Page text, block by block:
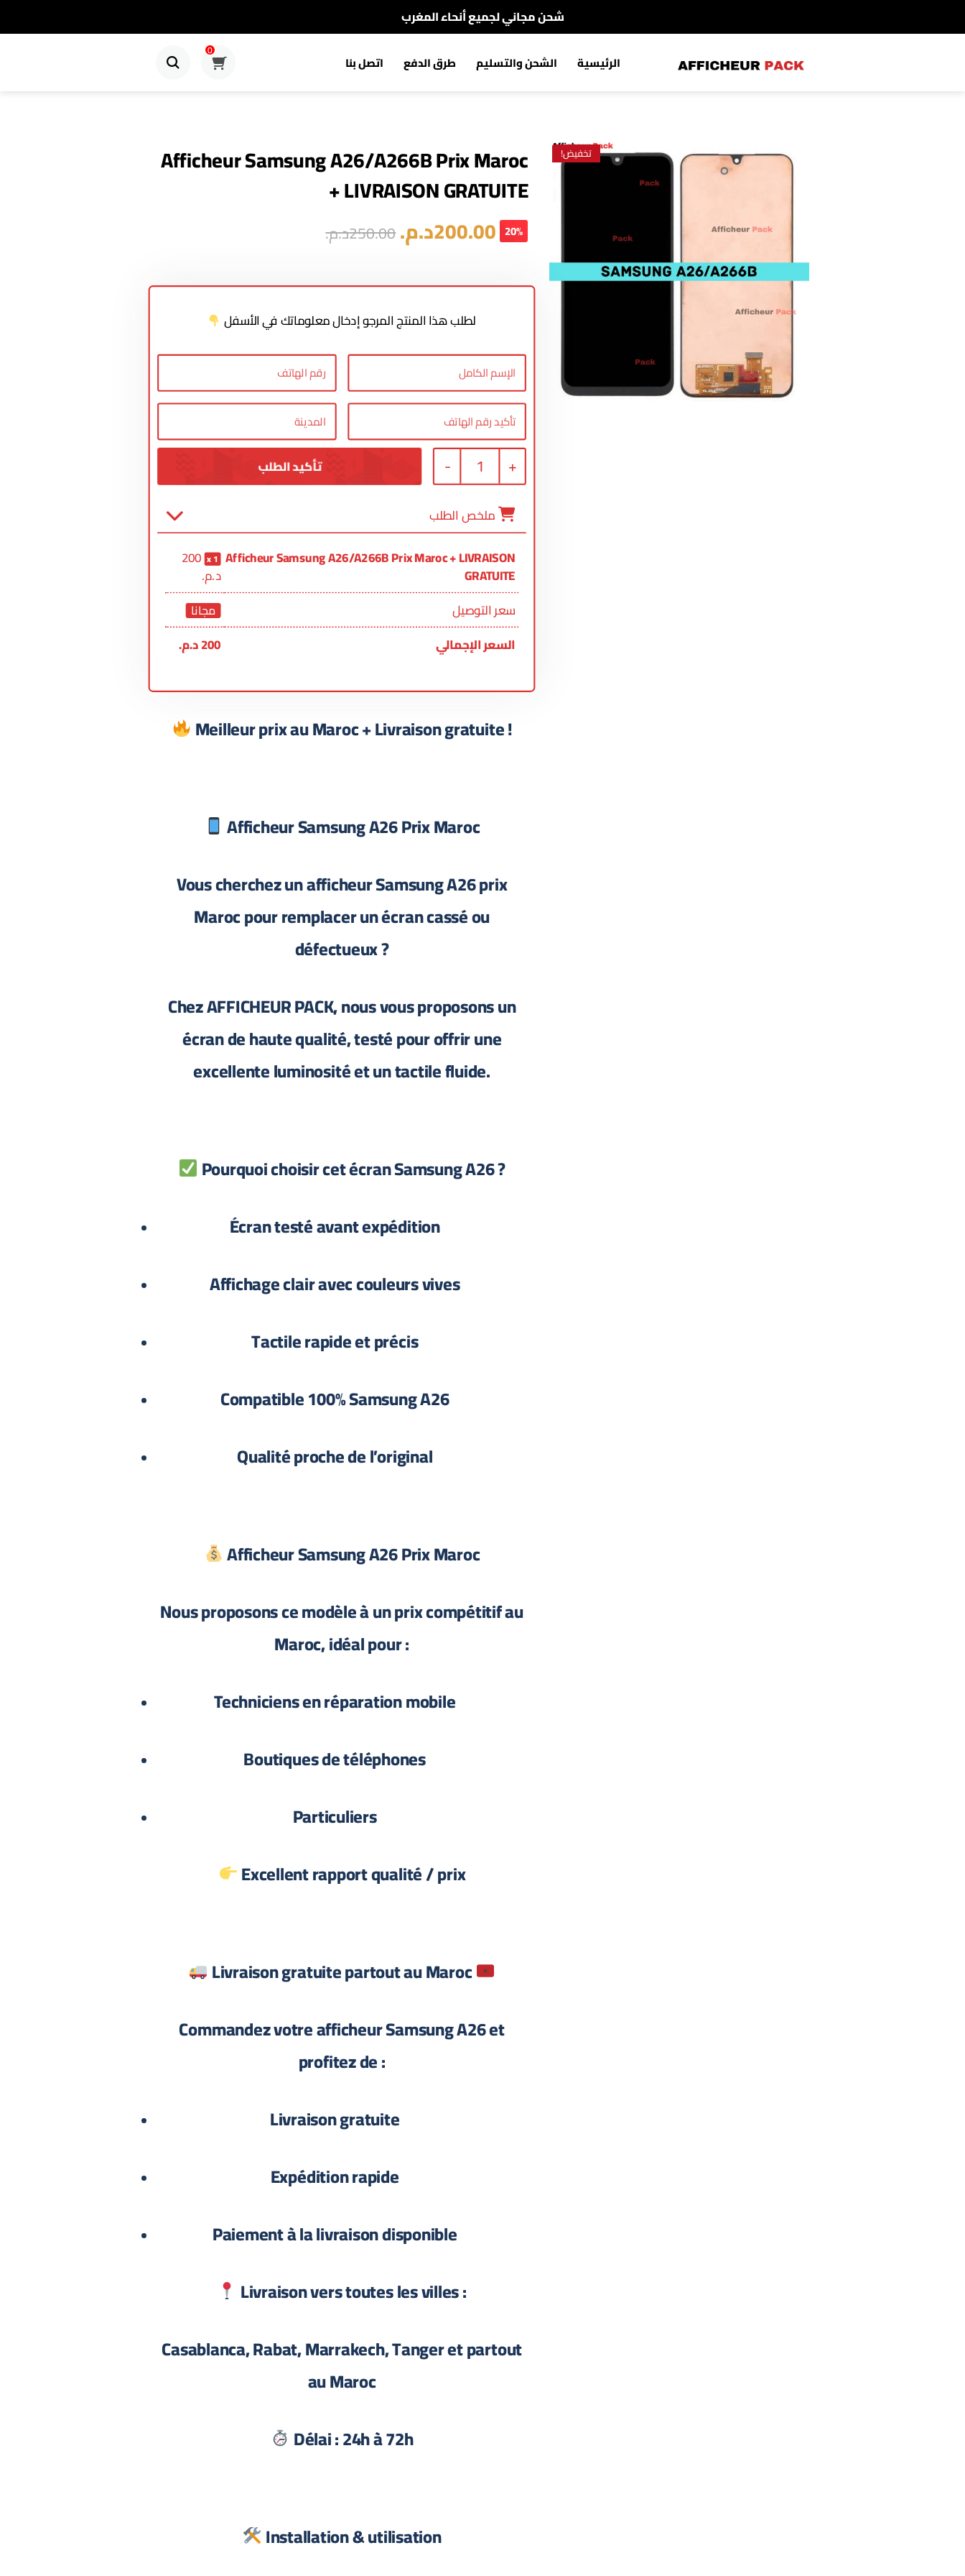
شحن مجاني لجميع أنحاء المغرب
الرئيسية الشحن والتسليم طرق الدفع اتصل بنا
0
تخفيض!
Afficheur Samsung A26/A266B Prix Maroc
+ LIVRAISON GRATUITE
200.00د.م.250.00د.م. 20%
لطلب هذا المنتج المرجو إدخال معلوماتك في الأسفل
+
1
-
ملخص الطلب
Afficheur Samsung A26/A266B Prix Maroc + LIVRAISON
GRATUITE
1
200
د.م.
سعر التوصيل
مجانا
السعر الإجمالي 200د.م.
Meilleur prix au Maroc + Livraison gratuite !
Afficheur Samsung A26 Prix Maroc
Vous cherchez un afficheur Samsung A26 prix
Maroc pour remplacer un écran cassé ou
défectueux ?
Chez AFFICHEUR PACK, nous vous proposons un
écran de haute qualité, testé pour offrir une
excellente luminosité et un tactile fluide.
Pourquoi choisir cet écran Samsung A26 ?
Écran testé avant expédition
Affichage clair avec couleurs vives
Tactile rapide et précis
Compatible 100% Samsung A26
Qualité proche de l’original
Afficheur Samsung A26 Prix Maroc
Nous proposons ce modèle à un prix compétitif au
Maroc, idéal pour :
Techniciens en réparation mobile
Boutiques de téléphones
Particuliers
Excellent rapport qualité / prix
Livraison gratuite partout au Maroc
Commandez votre afficheur Samsung A26 et
profitez de :
Livraison gratuite
Expédition rapide
Paiement à la livraison disponible
Livraison vers toutes les villes :
Casablanca, Rabat, Marrakech, Tanger et partout
au Maroc
Délai : 24h à 72h
Installation & utilisation